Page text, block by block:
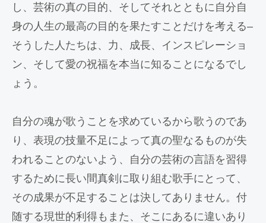
し、芸術の真の目的、そしてそれとともに自分自
身の人生の最高の目的を果たすことだけを考える–
そうした人たちは、力、成長、インスピレーショ
ン、そして愛の祝福を本当に知ることになるでし
ょう。
自分の魂が歌うことを求めているから歌うのであ
り、表現の技量不足によって真の聖なるものが失
われることのないよう、自分の芸術の言語を習得
するために長い間真剣に取り組む歌手にとって、
その成果が不足することは決してありません。付
随する現世的利得もまた、そこにあるに違いあり